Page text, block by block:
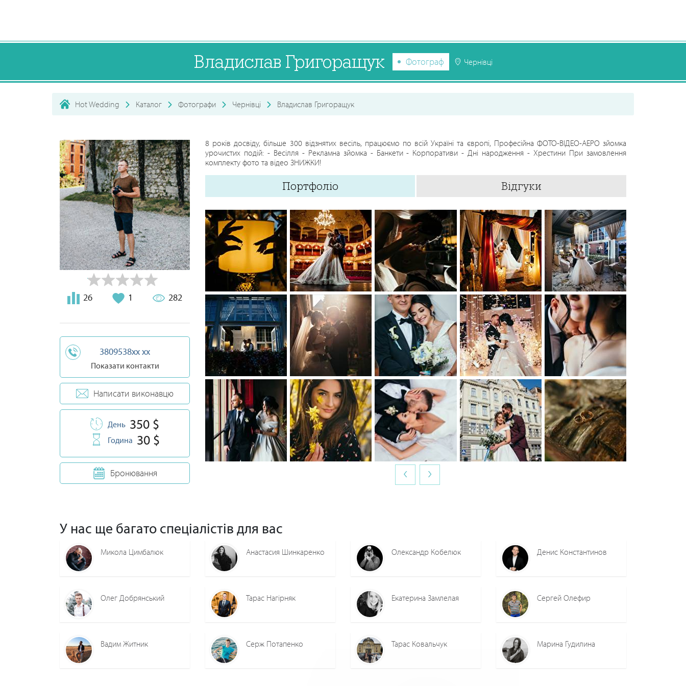
Владислав Григоращук Фотограф Чернівці
Hot Wedding Каталог Фотографи Чернівці Владислав Григоращук
26 1 282
3809538xx xx
Показати контакти
Написати виконавцю
День 350 $
Година 30 $
Бронювання
8 років досвіду, більше 300 відзнятих весіль, працюємо по всій Україні та європі, Професійна ФОТО-ВІДЕО-АЕРО зйомка
урочистих подій: - Весілля - Рекламна зйомка - Банкети - Корпоративи - Дні народження - Хрестини При замовлення
комплекту фото та відео ЗНИЖКИ!
Портфоліо Відгуки
0 0 0 0 0 0 0 0 0
0 0 0 0 0 0 0 0
0
‹ ›
У нас ще багато спеціалістів для вас
Микола Цимбалюк Анастасия Шинкаренко Олександр Кобелюк Денис Константинов
Олег Добрянський Тарас Нагірняк Екатерина Замлелая Сергей Олефир
Вадим Житник Серж Потапенко Тарас Ковальчук Марина Гудилина